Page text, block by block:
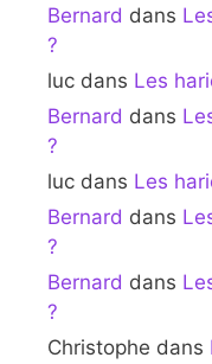
Bernard dans
?
luc dans Les
Bernard dans
?
luc dans Les
Bernard dans
?
Bernard dans
?
Christophe dans